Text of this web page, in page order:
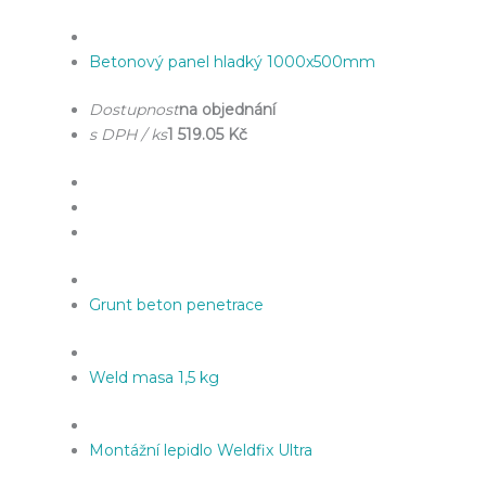
Betonový panel hladký 1000x500mm
Dostupnostna objednání
s DPH / ks1 519.05 Kč
Grunt beton penetrace
Weld masa 1,5 kg
Montážní lepidlo Weldfix Ultra